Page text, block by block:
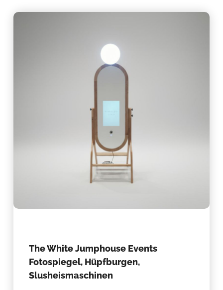
The White Jumphouse Events
Fotospiegel, Hüpfburgen,
Slusheismaschinen